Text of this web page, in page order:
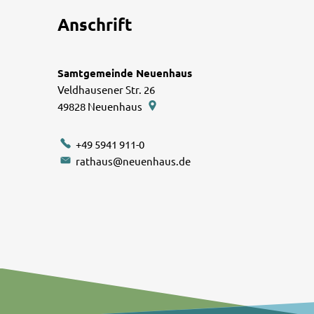
Anschrift
Samtgemeinde Neuenhaus
Veldhausener Str. 26
49828 Neuenhaus
+49 5941 911-0
rathaus@neuenhaus.de